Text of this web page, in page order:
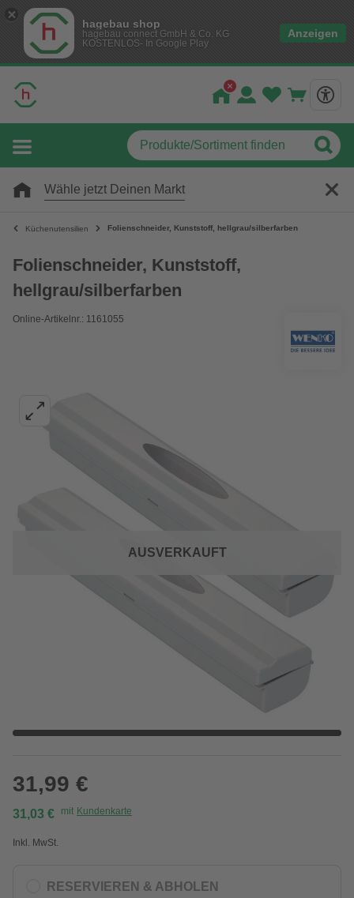
hagebau shop
hagebau connect GmbH & Co. KG
KOSTENLOS- In Google Play
Anzeigen
Wähle jetzt Deinen Markt
Küchenutensilien Folienschneider, Kunststoff, hellgrau/silberfarben
Folienschneider, Kunststoff,
hellgrau/silberfarben
Online-Artikelnr.: 1161055
AUSVERKAUFT
31,99 €
31,03 € mit Kundenkarte
Inkl. MwSt.
RESERVIEREN & ABHOLEN